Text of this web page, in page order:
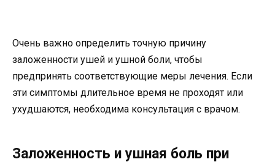
Очень важно определить точную причину
заложенности ушей и ушной боли, чтобы
предпринять соответствующие меры лечения. Если
эти симптомы длительное время не проходят или
ухудшаются, необходима консультация с врачом.
Заложенность и ушная боль при